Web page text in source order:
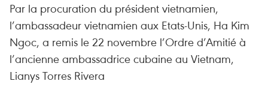
Par la procuration du président vietnamien,
l’ambassadeur vietnamien aux Etats-Unis, Ha Kim
Ngoc, a remis le 22 novembre l’Ordre d’Amitié à
l’ancienne ambassadrice cubaine au Vietnam,
Lianys Torres Rivera